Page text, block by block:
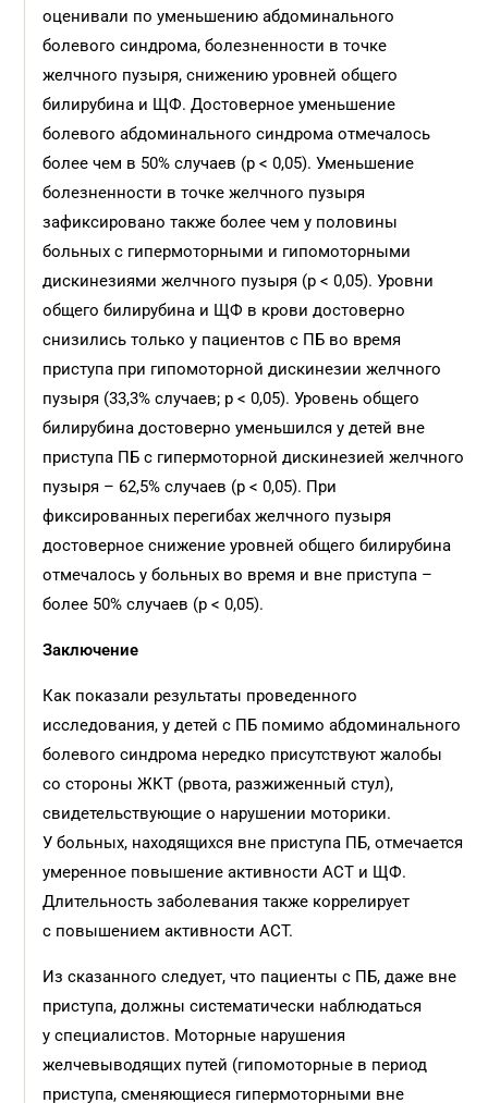
оценивали по уменьшению абдоминального
болевого синдрома, болезненности в точке
желчного пузыря, снижению уровней общего
билирубина и ЩФ. Достоверное уменьшение
болевого абдоминального синдрома отмечалось
более чем в 50% случаев (p < 0,05). Уменьшение
болезненности в точке желчного пузыря
зафиксировано также более чем у половины
больных с гипермоторными и гипомоторными
дискинезиями желчного пузыря (p < 0,05). Уровни
общего билирубина и ЩФ в крови достоверно
снизились только у пациентов с ПБ во время
приступа при гипомоторной дискинезии желчного
пузыря (33,3% случаев; р < 0,05). Уровень общего
билирубина достоверно уменьшился у детей вне
приступа ПБ с гипермоторной дискинезией желчного
пузыря – 62,5% случаев (р < 0,05). При
фиксированных перегибах желчного пузыря
достоверное снижение уровней общего билирубина
отмечалось у больных во время и вне приступа –
более 50% случаев (p < 0,05).
Заключение
Как показали результаты проведенного
исследования, у детей с ПБ помимо абдоминального
болевого синдрома нередко присутствуют жалобы
со стороны ЖКТ (рвота, разжиженный стул),
свидетельствующие о нарушении моторики.
У больных, находящихся вне приступа ПБ, отмечается
умеренное повышение активности АСТ и ЩФ.
Длительность заболевания также коррелирует
с повышением активности АСТ.
Из сказанного следует, что пациенты с ПБ, даже вне
приступа, должны систематически наблюдаться
у специалистов. Моторные нарушения
желчевыводящих путей (гипомоторные в период
приступа, сменяющиеся гипермоторными вне